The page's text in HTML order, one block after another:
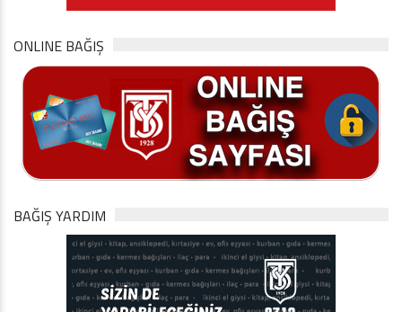
ONLINE BAĞIŞ
BAĞIŞ YARDIM